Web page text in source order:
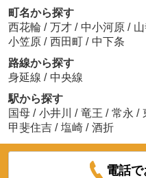
町名から探す
西花輪 / 万才 / 中小河原 /
小笠原 / 西田町 / 中下条
路線から探す
身延線 / 中央線
駅から探す
国母 / 小井川 / 竜王 / 常永 /
甲斐住吉 / 塩崎 / 酒折
電話